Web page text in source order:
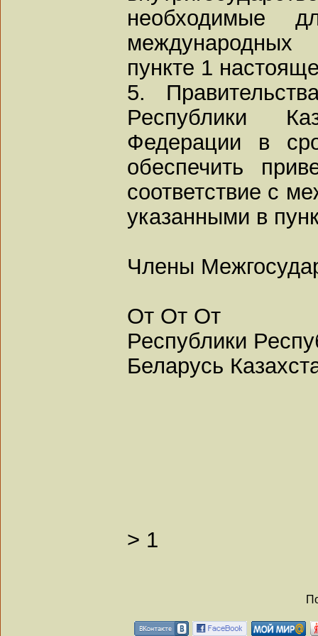
необходимые
международных
пункте 1
5.
Республики
Федерации в
обеспечить
соответствие с
указанными в
Члены
От От От
Республики
Беларусь
> 1